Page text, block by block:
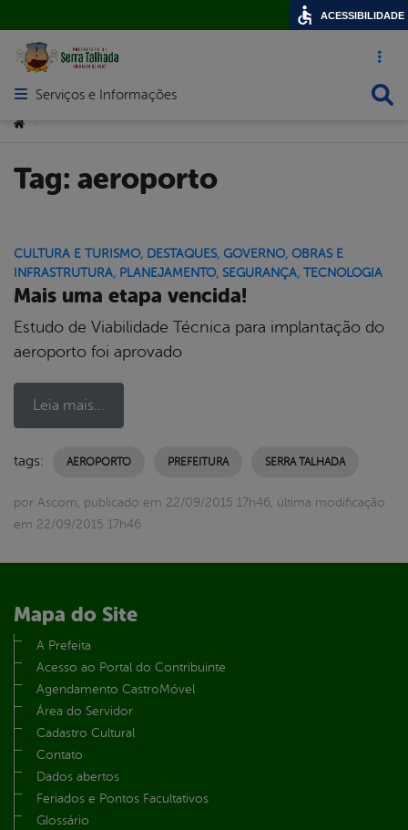
Acesso
Abrir menu principal de navegação
Serviços e Informações
Você está aqui:
Tag: aeroporto
CULTURA E TURISMO, DESTAQUES, GOVERNO, OBRAS E
INFRASTRUTURA, PLANEJAMENTO, SEGURANÇA, TECNOLOGIA
Mais uma etapa vencida!
Estudo de Viabilidade Técnica para implantação do
aeroporto foi aprovado
Leia mais...
tags: AEROPORTO PREFEITURA SERRA TALHADA
por Ascom, publicado em 22/09/2015 17h46, última modificação
em 22/09/2015 17h46
Mapa do Site
A Prefeita
Acesso ao Portal do Contribuinte
Agendamento CastroMóvel
Área do Servidor
Cadastro Cultural
Contato
Dados abertos
Feriados e Pontos Facultativos
Glossário
ACESSIBILIDADE